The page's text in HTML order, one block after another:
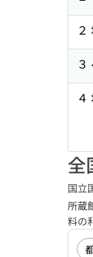
２
３
４
全
国立
所蔵
料の